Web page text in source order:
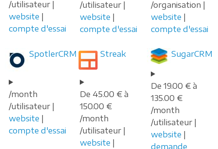
/utilisateur |
website |
compte d'essai
/utilisateur |
website |
compte d'essai
/organisation |
website |
compte d'essai
SpotlerCRM
/month
/utilisateur |
website |
compte d'essai
Streak
De 45.00 € à
150.00 €
/month
/utilisateur |
website |
SugarCRM
De 19.00 € à
135.00 €
/month
/utilisateur |
website |
demande